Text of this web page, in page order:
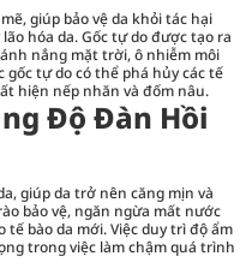
giúp bảo vệ da khỏi tác hại
hóa da. Gốc tự do được tạo ra
nắng mặt trời, ô nhiễm môi
tự do có thể phá hủy các tế
hiện nếp nhăn và đốm nâu.
Độ Đàn Hồi
giúp da trở nên căng mịn và
bảo vệ, ngăn ngừa mất nước
bào da mới. Việc duy trì độ ẩm
trong việc làm chậm quá trình